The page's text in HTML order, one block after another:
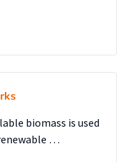
biomass is used
…